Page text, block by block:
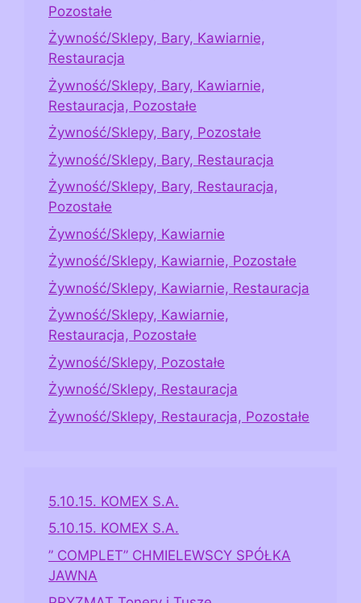
Pozostałe
Żywność/Sklepy, Bary, Kawiarnie,
Restauracja
Żywność/Sklepy, Bary, Kawiarnie,
Restauracja, Pozostałe
Żywność/Sklepy, Bary, Pozostałe
Żywność/Sklepy, Bary, Restauracja
Żywność/Sklepy, Bary, Restauracja,
Pozostałe
Żywność/Sklepy, Kawiarnie
Żywność/Sklepy, Kawiarnie, Pozostałe
Żywność/Sklepy, Kawiarnie, Restauracja
Żywność/Sklepy, Kawiarnie,
Restauracja, Pozostałe
Żywność/Sklepy, Pozostałe
Żywność/Sklepy, Restauracja
Żywność/Sklepy, Restauracja, Pozostałe
5.10.15. KOMEX S.A.
5.10.15. KOMEX S.A.
” COMPLET” CHMIELEWSCY SPÓŁKA
JAWNA